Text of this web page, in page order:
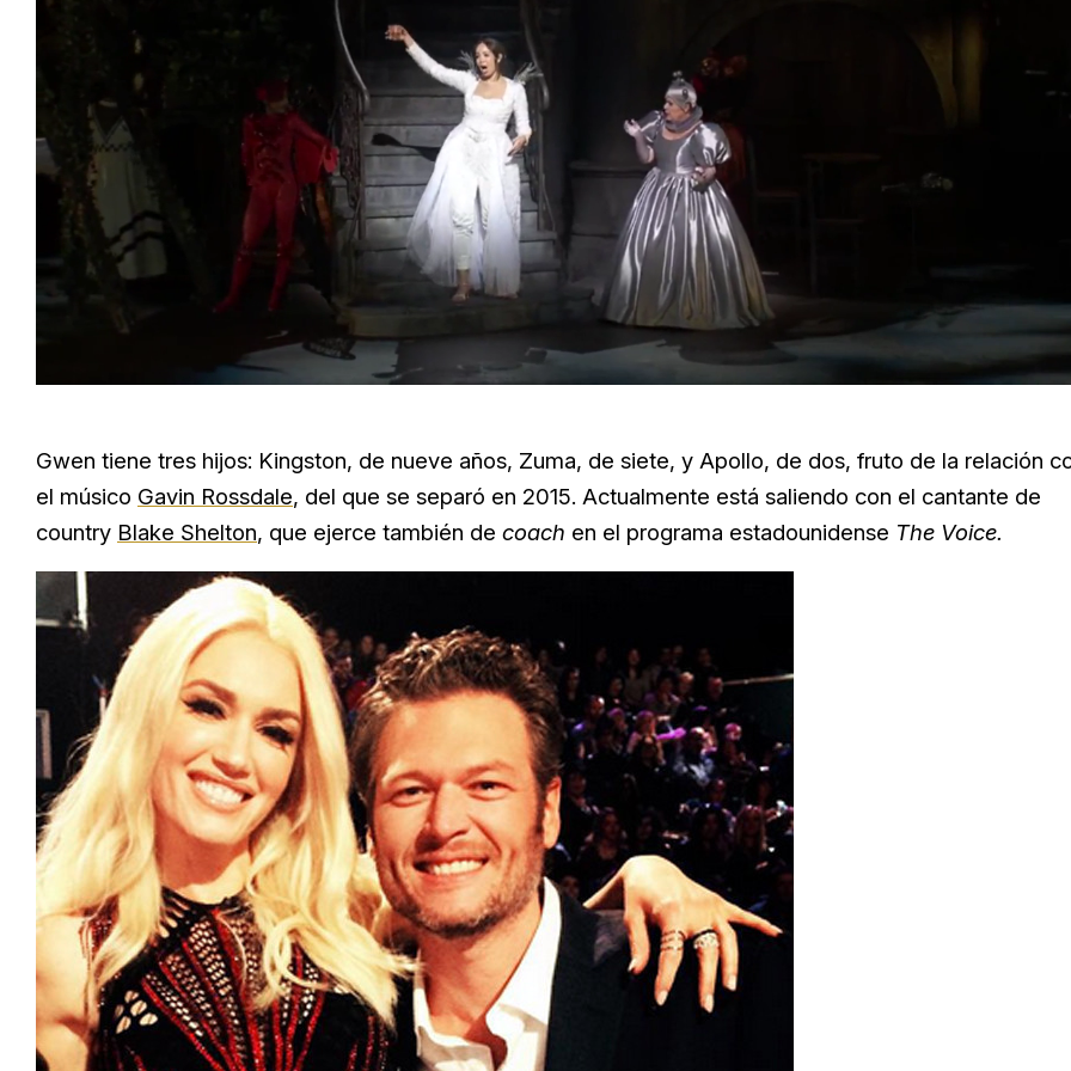
Gwen tiene tres hijos: Kingston, de nueve años, Zuma, de siete, y Apollo, de dos, fruto de la relación
el músico Gavin Rossdale, del que se separó en 2015. Actualmente está saliendo con el cantante de
country Blake Shelton, que ejerce también de coach en el programa estadounidense The Voice.